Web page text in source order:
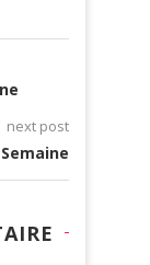
next post